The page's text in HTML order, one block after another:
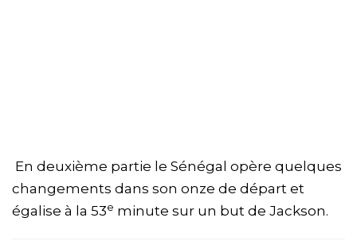
En deuxième partie le Sénégal opère quelques
changements dans son onze de départ et
égalise à la 53e minute sur un but de Jackson.